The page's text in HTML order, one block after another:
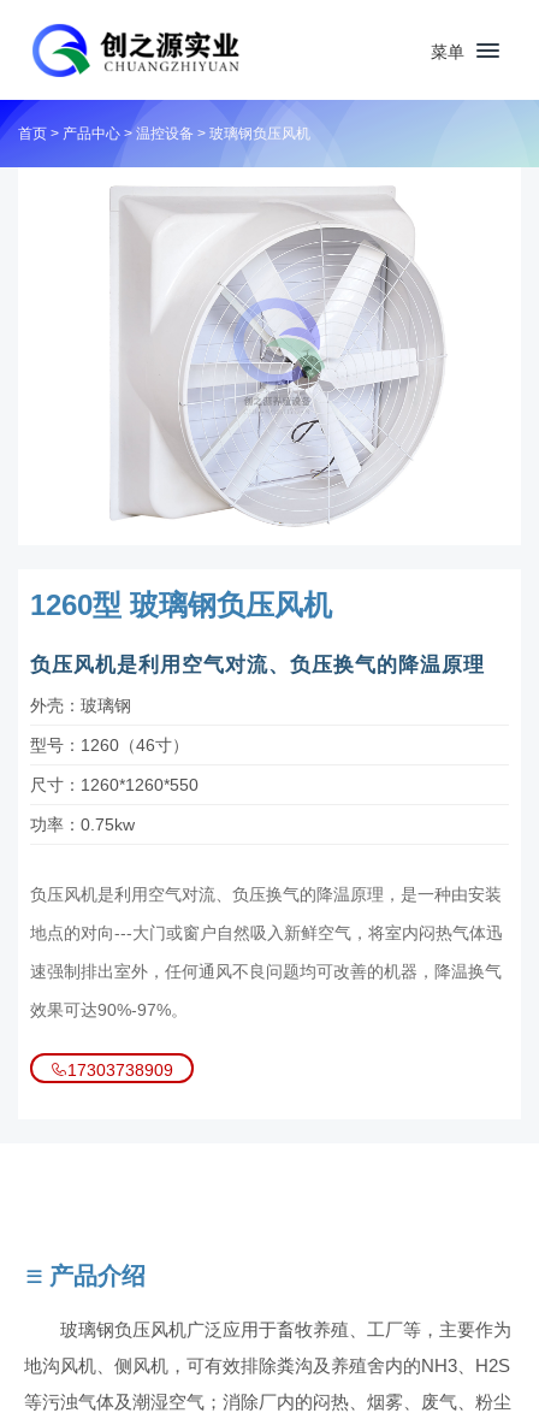
菜单
首页 > 产品中心 > 温控设备 > 玻璃钢负压风机
1260型 玻璃钢负压风机
负压风机是利用空气对流、负压换气的降温原理
外壳：玻璃钢
型号：1260（46寸）
尺寸：1260*1260*550
功率：0.75kw
负压风机是利用空气对流、负压换气的降温原理，是一种由安装
地点的对向---大门或窗户自然吸入新鲜空气，将室内闷热气体迅
速强制排出室外，任何通风不良问题均可改善的机器，降温换气
效果可达90%-97%。
17303738909
产品介绍
玻璃钢负压风机广泛应用于畜牧养殖、工厂等，主要作为
地沟风机、侧风机，可有效排除粪沟及养殖舍内的NH3、H2S
等污浊气体及潮湿空气；消除厂内的闷热、烟雾、废气、粉尘